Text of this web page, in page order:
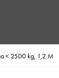
< 2500 kg, 1,2 M